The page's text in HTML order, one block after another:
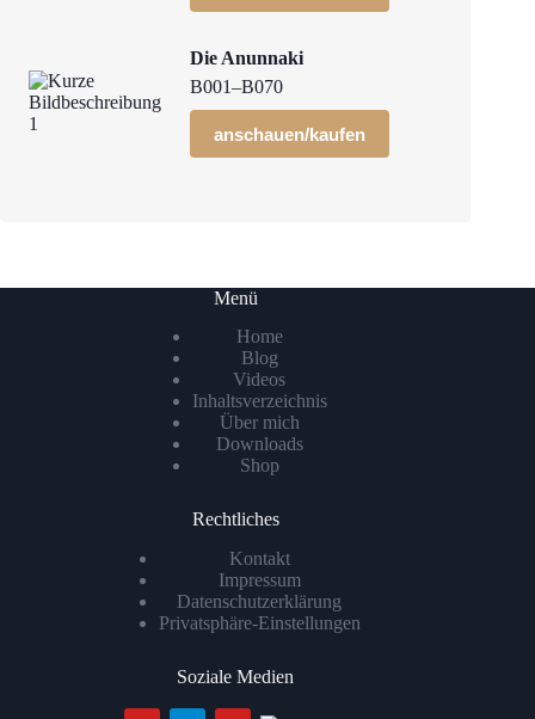
Die Anunnaki
B001–B070
anschauen/kaufen
Menü
Home
Blog
Videos
Inhaltsverzeichnis
Über mich
Downloads
Shop
Rechtliches
Kontakt
Impressum
Datenschutzerklärung
Privatsphäre-Einstellungen
Soziale Medien